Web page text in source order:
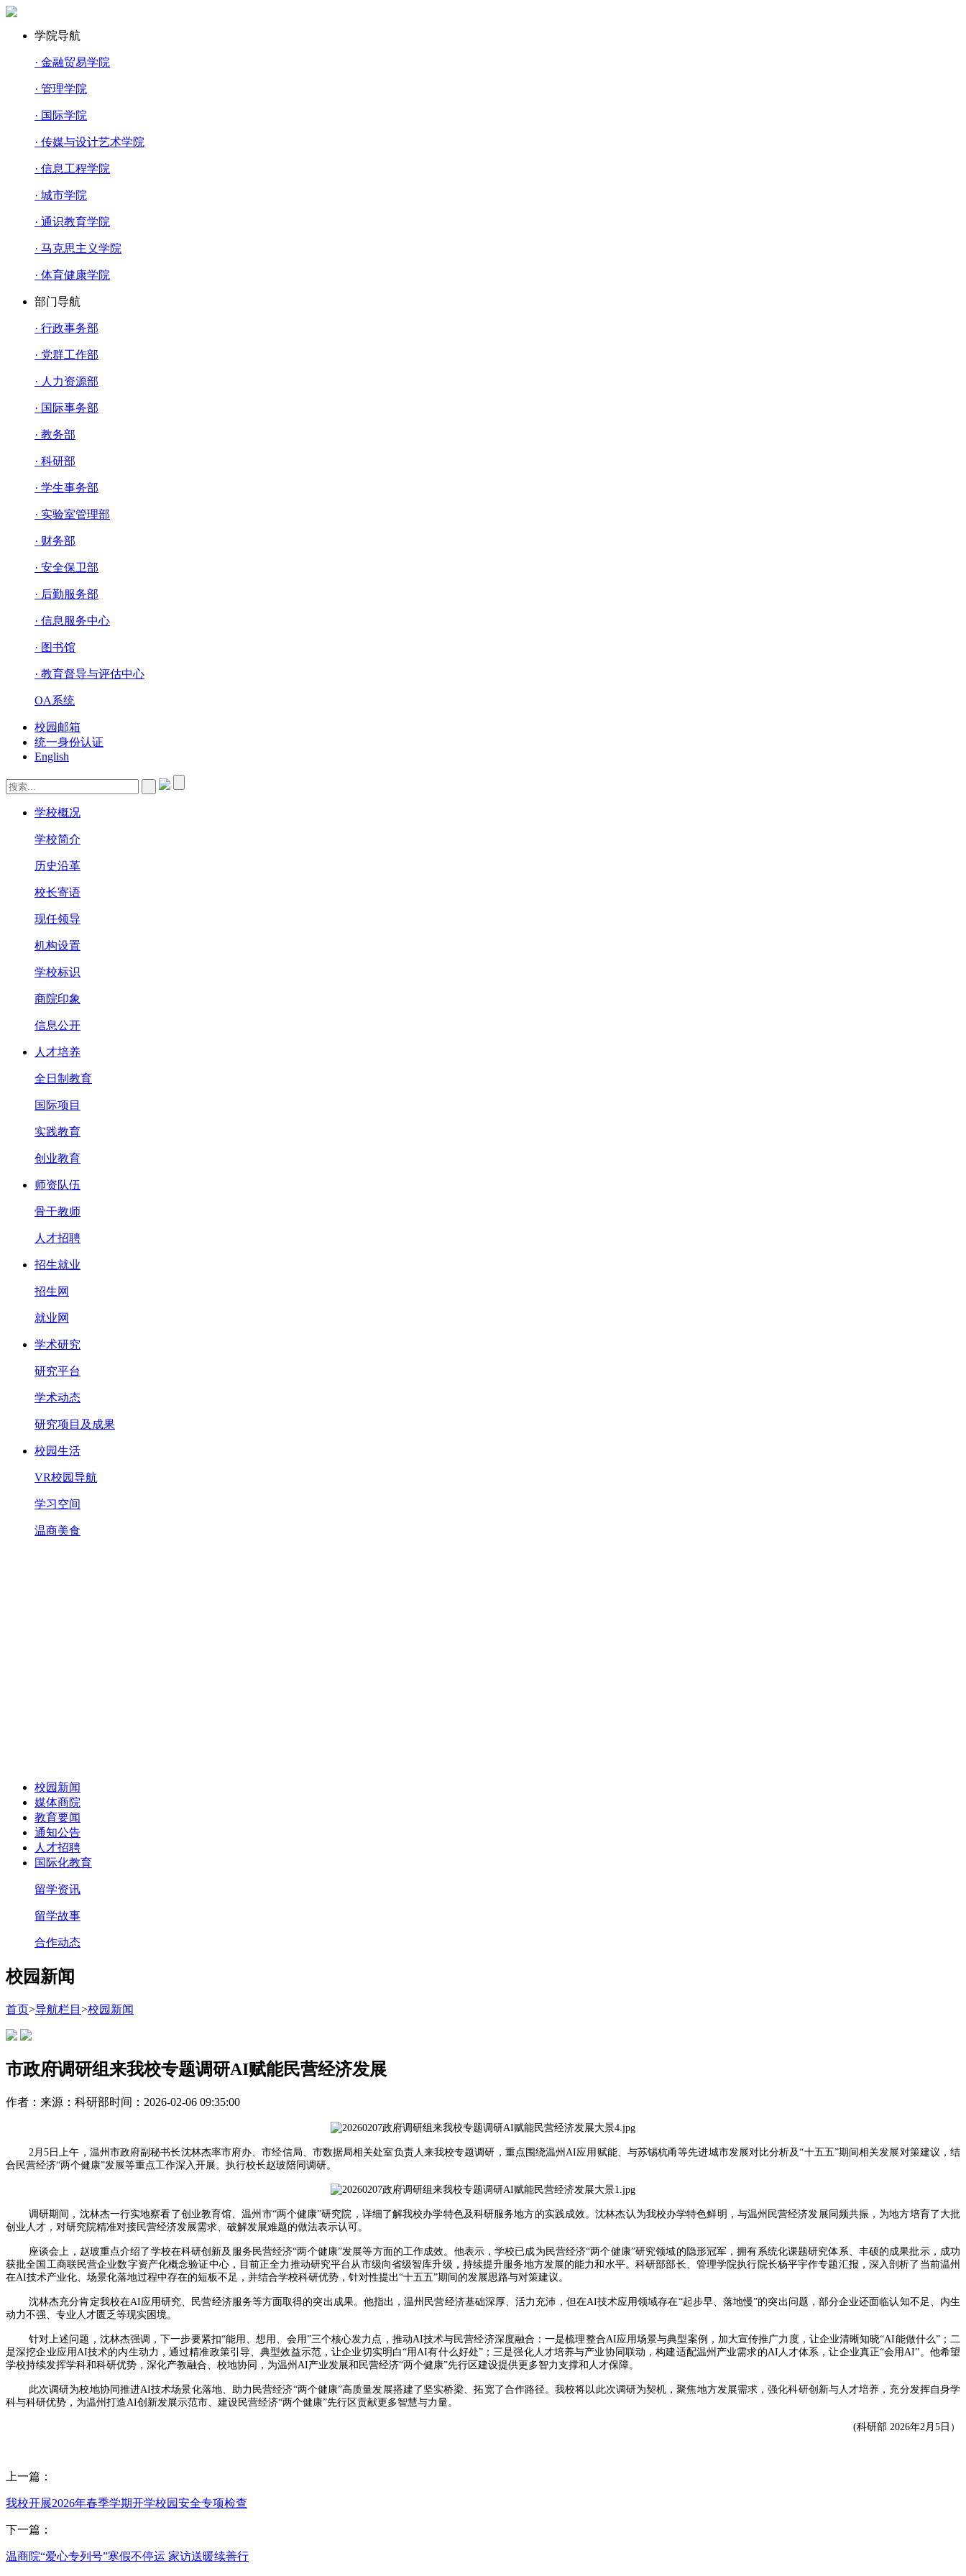
学院导航
· 金融贸易学院
· 管理学院
· 国际学院
· 传媒与设计艺术学院
· 信息工程学院
· 城市学院
· 通识教育学院
· 马克思主义学院
· 体育健康学院
部门导航
· 行政事务部
· 党群工作部
· 人力资源部
· 国际事务部
· 教务部
· 科研部
· 学生事务部
· 实验室管理部
· 财务部
· 安全保卫部
· 后勤服务部
· 信息服务中心
· 图书馆
· 教育督导与评估中心
OA系统
校园邮箱
统一身份认证
English
学校概况
学校简介
历史沿革
校长寄语
现任领导
机构设置
学校标识
商院印象
信息公开
人才培养
全日制教育
国际项目
实践教育
创业教育
师资队伍
骨干教师
人才招聘
招生就业
招生网
就业网
学术研究
研究平台
学术动态
研究项目及成果
校园生活
VR校园导航
学习空间
温商美食
校园新闻
媒体商院
教育要闻
通知公告
人才招聘
国际化教育
留学资讯
留学故事
合作动态
校园新闻
首页>导航栏目 >校园新闻
市政府调研组来我校专题调研AI赋能民营经济发展
作者： 来源：科研部时间：2026-02-06 09:35:00
2月5日上午，温州市政府副秘书长沈林杰率市府办、市经信局、市数据局相关处室负责人来我校专题调研，重点围绕温州AI应用赋能、与苏锡杭甬等先进城市发展对比分析及“十五五”期间相关发展对策建议，结
合民营经济“两个健康”发展等重点工作深入开展。执行校长赵玻陪同调研。
调研期间，沈林杰一行实地察看了创业教育馆、温州市“两个健康”研究院，详细了解我校办学特色及科研服务地方的实践成效。沈林杰认为我校办学特色鲜明，与温州民营经济发展同频共振，为地方培育了大批
创业人才，对研究院精准对接民营经济发展需求、破解发展难题的做法表示认可。
座谈会上，赵玻重点介绍了学校在科研创新及服务民营经济“两个健康”发展等方面的工作成效。他表示，学校已成为民营经济“两个健康”研究领域的隐形冠军，拥有系统化课题研究体系、丰硕的成果批示，成功
获批全国工商联民营企业数字资产化概念验证中心，目前正全力推动研究平台从市级向省级智库升级，持续提升服务地方发展的能力和水平。科研部部长、管理学院执行院长杨平宇作专题汇报，深入剖析了当前温州
在AI技术产业化、场景化落地过程中存在的短板不足，并结合学校科研优势，针对性提出“十五五”期间的发展思路与对策建议。
沈林杰充分肯定我校在AI应用研究、民营经济服务等方面取得的突出成果。他指出，温州民营经济基础深厚、活力充沛，但在AI技术应用领域存在“起步早、落地慢”的突出问题，部分企业还面临认知不足、内生
动力不强、专业人才匮乏等现实困境。
针对上述问题，沈林杰强调，下一步要紧扣“能用、想用、会用”三个核心发力点，推动AI技术与民营经济深度融合：一是梳理整合AI应用场景与典型案例，加大宣传推广力度，让企业清晰知晓“AI能做什么”；二
是深挖企业应用AI技术的内生动力，通过精准政策引导、典型效益示范，让企业切实明白“用AI有什么好处”；三是强化人才培养与产业协同联动，构建适配温州产业需求的AI人才体系，让企业真正“会用AI”。他希望
学校持续发挥学科和科研优势，深化产教融合、校地协同，为温州AI产业发展和民营经济“两个健康”先行区建设提供更多智力支撑和人才保障。
此次调研为校地协同推进AI技术场景化落地、助力民营经济“两个健康”高质量发展搭建了坚实桥梁、拓宽了合作路径。我校将以此次调研为契机，聚焦地方发展需求，强化科研创新与人才培养，充分发挥自身学
科与科研优势，为温州打造AI创新发展示范市、建设民营经济“两个健康”先行区贡献更多智慧与力量。
(科研部 2026年2月5日）
上一篇：
我校开展2026年春季学期开学校园安全专项检查
下一篇：
温商院“爱心专列号”寒假不停运 家访送暖续善行